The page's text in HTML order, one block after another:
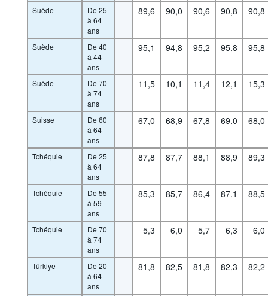
Suède
De 25
à 64
ans
89,6 90,0 90,6 90,8 90,8
Suède
De 40
à 44
ans
95,1 94,8 95,2 95,8 95,8
Suède
De 70
à 74
ans
11,5 10,1 11,4 12,1 15,3
Suisse
De 60
à 64
ans
67,0 68,9 67,8 69,0 68,0
Tchéquie
De 25
à 64
ans
87,8 87,7 88,1 88,9 89,3
Tchéquie
De 55
à 59
ans
85,3 85,7 86,4 87,1 88,5
Tchéquie
De 70
à 74
ans
5,3 6,0 5,7 6,3 6,0
Türkiye
De 20
à 64
ans
81,8 82,5 81,8 82,3 82,2